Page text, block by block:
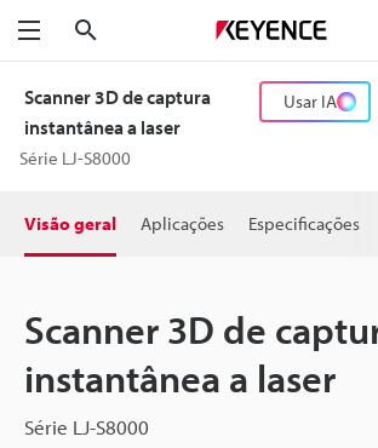
Menu
Scanner 3D de captura
instantânea a laser
Série LJ-S8000
Usar IA
Visão geral Aplicações Especificações
Scanner 3D de
instantânea a laser
Série LJ-S8000